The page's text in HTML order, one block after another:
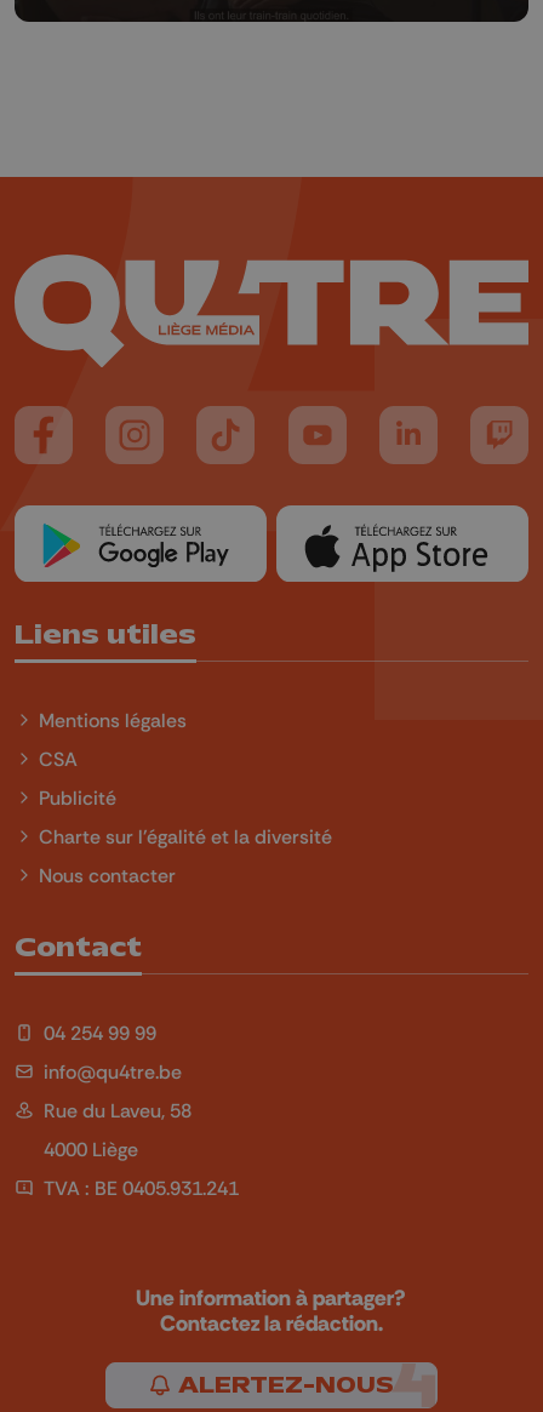
Suivez-nous sur FaceBook
Suivez-nous sur Instagram
Suivez-nous sur TikTok
Suivez-nous sur YouTube
Suivez-nous
Liens utiles
Mentions légales
CSA
Publicité
Charte sur l'égalité et la diversité
Nous contacter
Contact
04 254 99 99
info@qu4tre.be
Rue du Laveu, 58
4000 Liège
TVA : BE 0405.931.241
Une information à partager?
Contactez la rédaction.
ALERTEZ-NOUS